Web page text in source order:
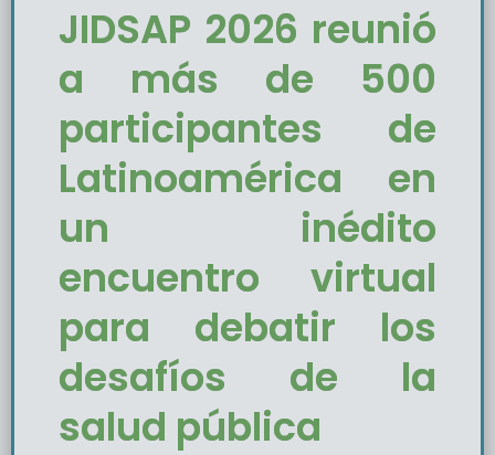
JIDSAP 2026 reunió
a más de 500
participantes de
Latinoamérica en
un inédito
encuentro virtual
para debatir los
desafíos de la
salud pública